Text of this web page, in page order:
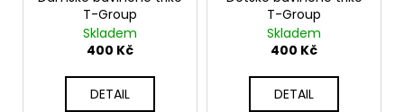
T-Group
Skladem
400 Kč
DETAIL
T-Group
Skladem
400 Kč
DETAIL